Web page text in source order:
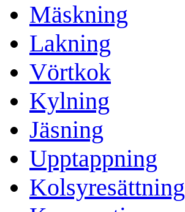
Mäskning
Lakning
Vörtkok
Kylning
Jäsning
Upptappning
Kolsyresättning